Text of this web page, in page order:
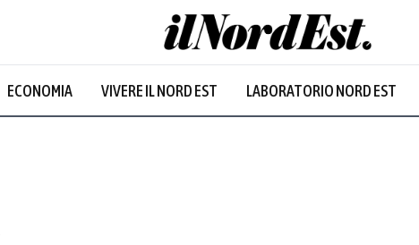
ECONOMIA VIVERE IL NORD EST LABORATORIO NORD EST